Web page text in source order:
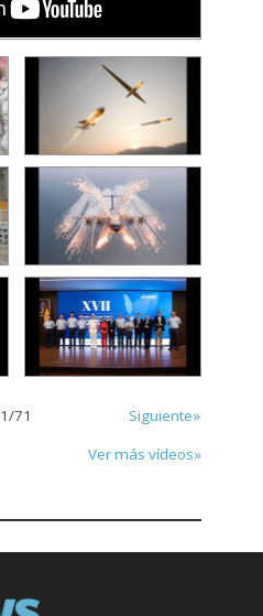
1/71
Siguiente»
Ver más vídeos»